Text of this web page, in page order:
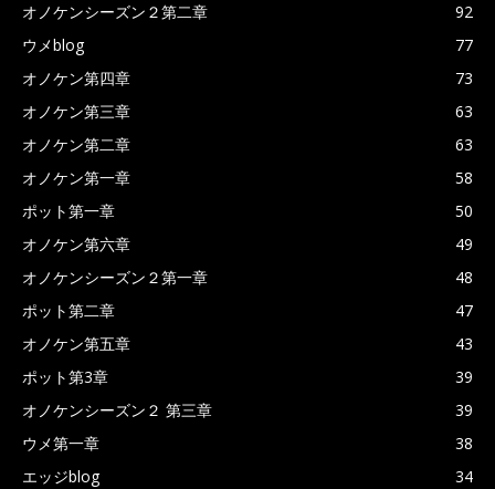
オノケンシーズン２第二章
92
ウメblog
77
オノケン第四章
73
オノケン第三章
63
オノケン第二章
63
オノケン第一章
58
ポット第一章
50
オノケン第六章
49
オノケンシーズン２第一章
48
ポット第二章
47
オノケン第五章
43
ポット第3章
39
オノケンシーズン２ 第三章
39
ウメ第一章
38
エッジblog
34